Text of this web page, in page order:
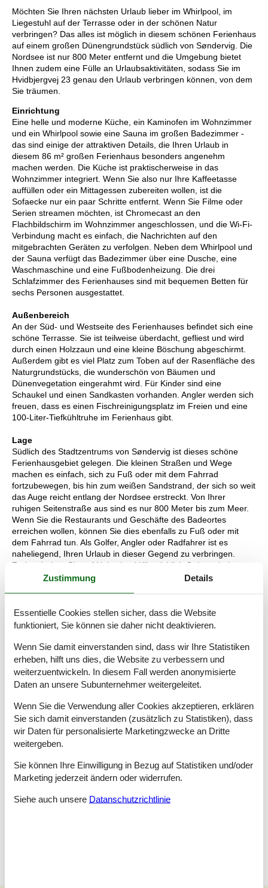
Möchten Sie Ihren nächsten Urlaub lieber im Whirlpool, im
Liegestuhl auf der Terrasse oder in der schönen Natur
verbringen? Das alles ist möglich in diesem schönen Ferienhaus
auf einem großen Dünengrundstück südlich von Søndervig. Die
Nordsee ist nur 800 Meter entfernt und die Umgebung bietet
Ihnen zudem eine Fülle an Urlaubsaktivitäten, sodass Sie im
Hvidbjergvej 23 genau den Urlaub verbringen können, von dem
Sie träumen.
Einrichtung
Eine helle und moderne Küche, ein Kaminofen im Wohnzimmer
und ein Whirlpool sowie eine Sauna im großen Badezimmer -
das sind einige der attraktiven Details, die Ihren Urlaub in
diesem 86 m² großen Ferienhaus besonders angenehm
machen werden. Die Küche ist praktischerweise in das
Wohnzimmer integriert. Wenn Sie also nur Ihre Kaffeetasse
auffüllen oder ein Mittagessen zubereiten wollen, ist die
Sofaecke nur ein paar Schritte entfernt. Wenn Sie Filme oder
Serien streamen möchten, ist Chromecast an den
Flachbildschirm im Wohnzimmer angeschlossen, und die Wi-Fi-
Verbindung macht es einfach, die Nachrichten auf den
mitgebrachten Geräten zu verfolgen. Neben dem Whirlpool und
der Sauna verfügt das Badezimmer über eine Dusche, eine
Waschmaschine und eine Fußbodenheizung. Die drei
Schlafzimmer des Ferienhauses sind mit bequemen Betten für
sechs Personen ausgestattet.
Außenbereich
An der Süd- und Westseite des Ferienhauses befindet sich eine
schöne Terrasse. Sie ist teilweise überdacht, gefliest und wird
durch einen Holzzaun und eine kleine Böschung abgeschirmt.
Außerdem gibt es viel Platz zum Toben auf der Rasenfläche des
Naturgrundstücks, die wunderschön von Bäumen und
Dünenvegetation eingerahmt wird. Für Kinder sind eine
Schaukel und einen Sandkasten vorhanden. Angler werden sich
freuen, dass es einen Fischreinigungsplatz im Freien und eine
100-Liter-Tiefkühltruhe im Ferienhaus gibt.
Lage
Südlich des Stadtzentrums von Søndervig ist dieses schöne
Ferienhausgebiet gelegen. Die kleinen Straßen und Wege
machen es einfach, sich zu Fuß oder mit dem Fahrrad
fortzubewegen, bis hin zum weißen Sandstrand, der sich so weit
das Auge reicht entlang der Nordsee erstreckt. Von Ihrer
ruhigen Seitenstraße aus sind es nur 800 Meter bis zum Meer.
Wenn Sie die Restaurants und Geschäfte des Badeortes
erreichen wollen, können Sie dies ebenfalls zu Fuß oder mit
dem Fahrrad tun. Als Golfer, Angler oder Radfahrer ist es
naheliegend, Ihren Urlaub in dieser Gegend zu verbringen.
Zudem haben Sie auf Holmsland Klit reichlich Gelegenheit zum
Surfen und für andere Wassersportaktivitäten.
GRATIS! Kostenloser Verleih von Kinderreisebetten und
Hochstühlen. Sie können ebenfalls Hundebetten ausleihen,
allerdings nur dann, wenn auch in Ihrem Mietobjekt ein Hund
erlaubt ist. Die Abholung und Rückgabe aller Gegenstände
erfolgt bei .
Lademöglichkeit für E-Autos: Schauen Sie bitte unter
"Ausstattung" nach, ob bei diesem Mietobjekt eine
Lademöglichkeit für E-Autos vorhanden ist.
Raumaufteilung
Schlafzimmer
Doppelbett - 2x90x200 cm.
Schlafzimmer
Doppelbett - 140*200 cm.
Schlafzimmer
Zustimmung Details
Essentielle Cookies stellen sicher, dass die Website
funktioniert, Sie können sie daher nicht deaktivieren.
Wenn Sie damit einverstanden sind, dass wir Ihre Statistiken
erheben, hilft uns dies, die Website zu verbessern und
weiterzuentwickeln. In diesem Fall werden anonymisierte
Daten an unsere Subunternehmer weitergeleitet.
Wenn Sie die Verwendung aller Cookies akzeptieren, erklären
Sie sich damit einverstanden (zusätzlich zu Statistiken), dass
wir Daten für personalisierte Marketingzwecke an Dritte
weitergeben.
Sie können Ihre Einwilligung in Bezug auf Statistiken und/oder
Marketing jederzeit ändern oder widerrufen.
Siehe auch unsere Datanschutzrichtlinie